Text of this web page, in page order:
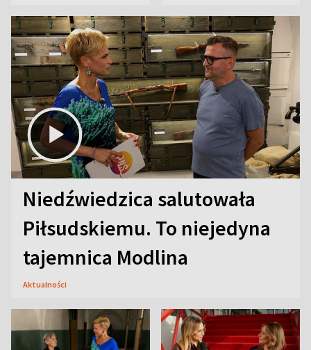
Niedźwiedzica salutowała
Piłsudskiemu. To niejedyna
tajemnica Modlina
Aktualności